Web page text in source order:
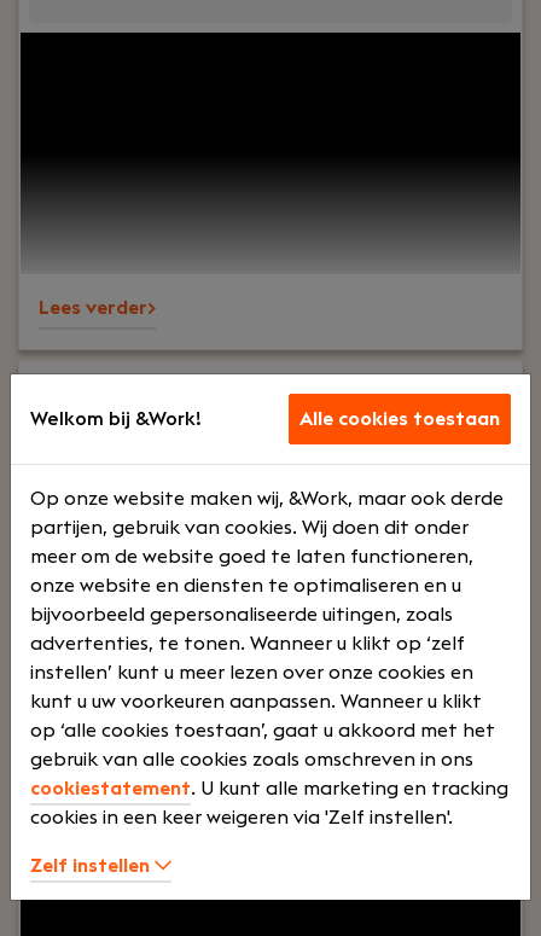
Lees verder>
Junior salarisadministrateur
Dijkland Administratie
Voltij
d
€
2500 -
€
3500
Uw rol:Bij Dijkland administratie- en
belastingadviseurs draait het niet alleen om
Welkom bij &Work! Alle cookies toestaan
Op onze website maken wij, &Work, maar ook derde
partijen, gebruik van cookies. Wij doen dit onder
meer om de website goed te laten functioneren,
onze website en diensten te optimaliseren en u
bijvoorbeeld gepersonaliseerde uitingen, zoals
advertenties, te tonen. Wanneer u klikt op ‘zelf
instellen’ kunt u meer lezen over onze cookies en
kunt u uw voorkeuren aanpassen. Wanneer u klikt
op ‘alle cookies toestaan’, gaat u akkoord met het
gebruik van alle cookies zoals omschreven in ons
cookiestatement. U kunt alle marketing en tracking
cookies in een keer weigeren via 'Zelf instellen'.
Zelf instellen